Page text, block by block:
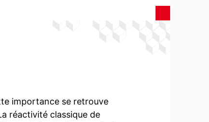
importance se retrouve
réactivité classique de